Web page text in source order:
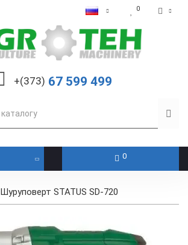
0
+(373) 67 599 499
0
Шуруповерт STATUS SD-720